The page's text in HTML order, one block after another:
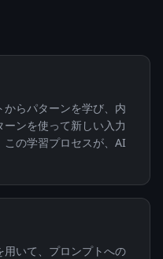
らパターンを学び、内
ンを使って新しい入力
の学習プロセスが、AI
いて、プロンプトへの